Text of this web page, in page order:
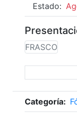
Estado:
FRASCO
Categoría: